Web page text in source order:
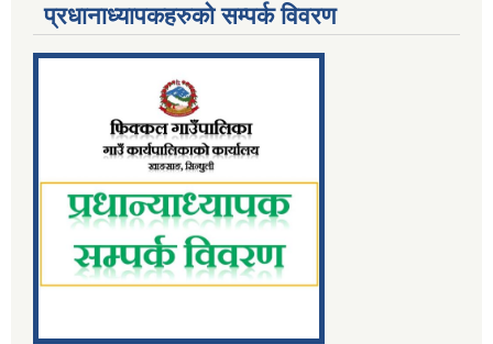
प्रधानाध्यापकहरुको सम्पर्क विवरण